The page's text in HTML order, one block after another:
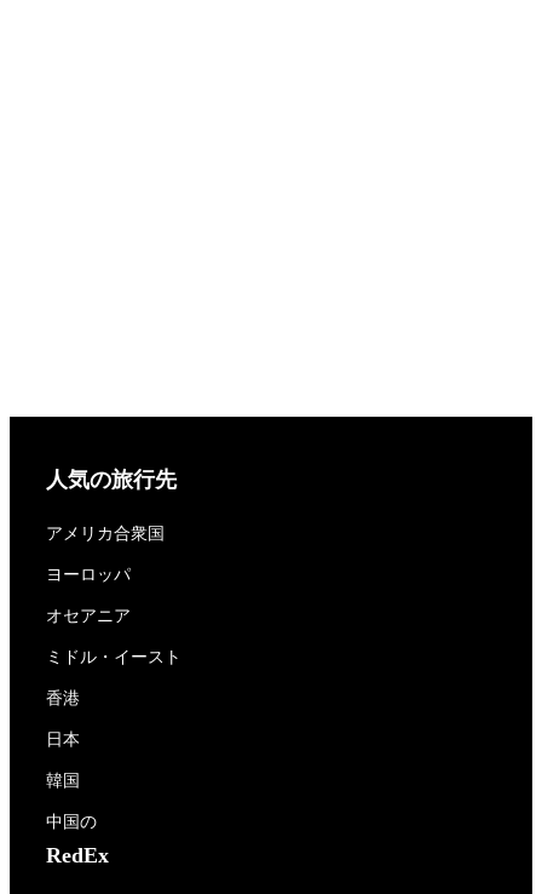
人気の旅行先
アメリカ合衆国
ヨーロッパ
オセアニア
ミドル・イースト
香港
日本
韓国
中国の
RedEx